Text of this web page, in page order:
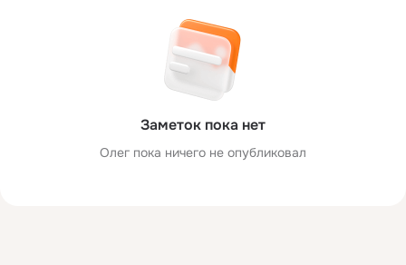
Заметок пока нет
Олег пока ничего не опубликовал